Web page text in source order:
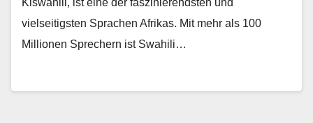
vielseitigsten Sprachen Afrikas. Mit mehr als 100
Millionen Sprechern ist Swahili…